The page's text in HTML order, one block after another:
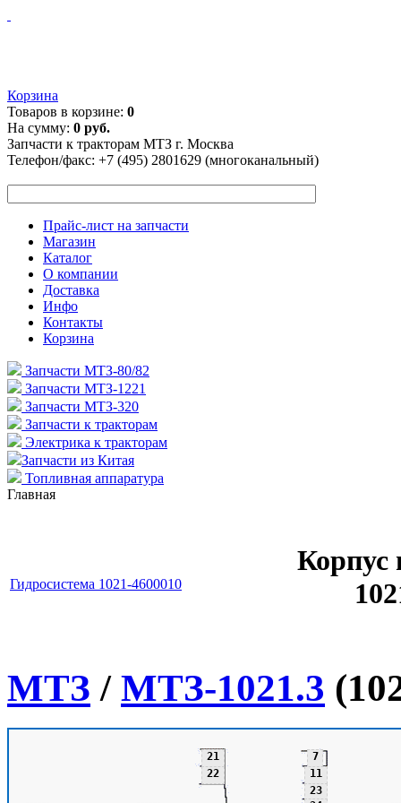
Корзина
Товаров в корзине: 0
На сумму: 0 руб.
Запчасти к тракторам МТЗ г. Москва
Телефон/факс: +7 (495) 2801629 (многоканальный)
Прайс-лист на запчасти
Магазин
Каталог
О компании
Доставка
Инфо
Контакты
Корзина
Запчасти МТЗ-80/82
Запчасти МТЗ-1221
Запчасти МТЗ-320
Запчасти к тракторам
Электрика к тракторам
Запчасти из Китая
Топливная аппаратура
Главная
Гидросистема 1021-4600010
Корпус
МТЗ / МТЗ-1021.3
7
11
21
22
23